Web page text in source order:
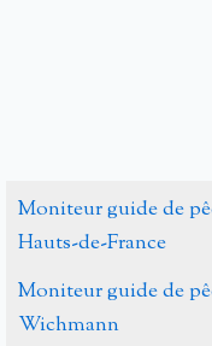
Moniteur guide de
Hauts-de-France
Moniteur guide de
Wichmann